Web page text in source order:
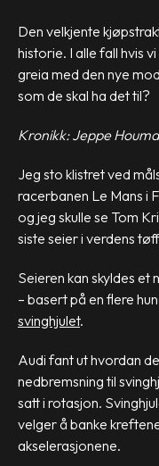
Den velkjente
historie. I alle fall hvis
greia med den nye
som de skal ha det til?
Kronikk: Jeppe
Jeg sto klistret ved
racerbanen Le Mans i
og jeg skulle se Tom
siste seier i verdens
Seieren kan skyldes
– basert på en flere
svinghjulet.
Audi fant ut hvordan
nedbremsning til
satt i rotasjon.
velger å banke
akselerasjonene.